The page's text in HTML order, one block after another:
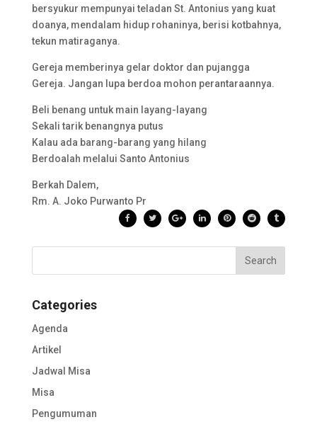
bersyukur mempunyai teladan St. Antonius yang kuat
doanya, mendalam hidup rohaninya, berisi kotbahnya,
tekun matiraganya.
Gereja memberinya gelar doktor dan pujangga
Gereja. Jangan lupa berdoa mohon perantaraannya.
Beli benang untuk main layang-layang
Sekali tarik benangnya putus
Kalau ada barang-barang yang hilang
Berdoalah melalui Santo Antonius
Berkah Dalem,
Rm. A. Joko Purwanto Pr
Categories
Agenda
Artikel
Jadwal Misa
Misa
Pengumuman